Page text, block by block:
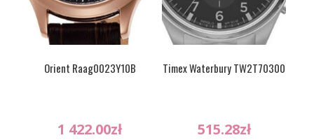
Orient Raag0023Y10B
1 422.00zł
Timex Waterbury TW2T70300
515.28zł